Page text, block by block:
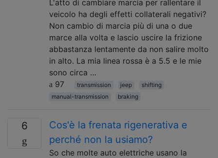
L'atto di cambiare marcia per rallentare il
veicolo ha degli effetti collaterali negativi?
Non cambio di marcia più di una o due
marce alla volta e lascio uscire la frizione
abbastanza lentamente da non salire molto
in alto. La mia linea rossa è a 5.5 e le mie
sono circa …
97
transmission jeep
shifting
manual-transmission
braking
6
Cos'è la frenata rigenerativa e
perché non la usiamo?
So che molte auto elettriche usano la